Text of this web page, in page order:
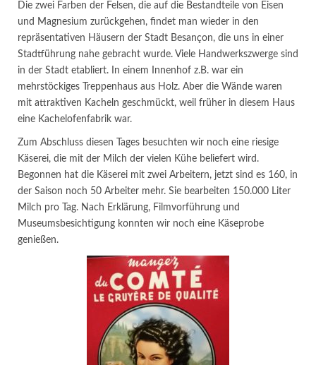
Die zwei Farben der Felsen, die auf die Bestandteile von Eisen
und Magnesium zurückgehen, findet man wieder in den
repräsentativen Häusern der Stadt Besançon, die uns in einer
Stadtführung nahe gebracht wurde. Viele Handwerkszwerge sind
in der Stadt etabliert. In einem Innenhof z.B. war ein
mehrstöckiges Treppenhaus aus Holz. Aber die Wände waren
mit attraktiven Kacheln geschmückt, weil früher in diesem Haus
eine Kachelofenfabrik war.
Zum Abschluss diesen Tages besuchten wir noch eine riesige
Käserei, die mit der Milch der vielen Kühe beliefert wird.
Begonnen hat die Käserei mit zwei Arbeitern, jetzt sind es 160, in
der Saison noch 50 Arbeiter mehr. Sie bearbeiten 150.000 Liter
Milch pro Tag. Nach Erklärung, Filmvorführung und
Museumsbesichtigung konnten wir noch eine Käseprobe
genießen.